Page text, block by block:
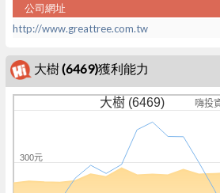
公司網址
http://www.greattree.com.tw
大樹 (6469)獲利能力
大樹 (6469) 嗨投
300元